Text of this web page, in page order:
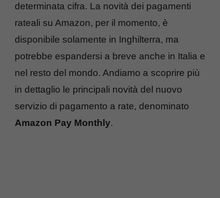
determinata cifra. La novità dei pagamenti
rateali su Amazon, per il momento, è
disponibile solamente in Inghilterra, ma
potrebbe espandersi a breve anche in Italia e
nel resto del mondo. Andiamo a scoprire più
in dettaglio le principali novità del nuovo
servizio di pagamento a rate, denominato
Amazon Pay Monthly.